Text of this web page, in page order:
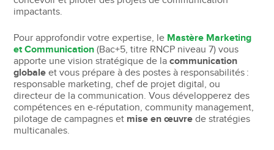
impactants.
Pour approfondir votre expertise, le Mastère Marketing
et Communication (Bac+5, titre RNCP niveau 7) vous
apporte une vision stratégique de lacommunication
globale et vous prépare à des postes à responsabilités :
responsable marketing, chef de projet digital, ou
directeur de la communication. Vous développerez des
compétences en e-réputation, community management,
pilotage de campagnes et mise en œuvre de stratégies
multicanales.